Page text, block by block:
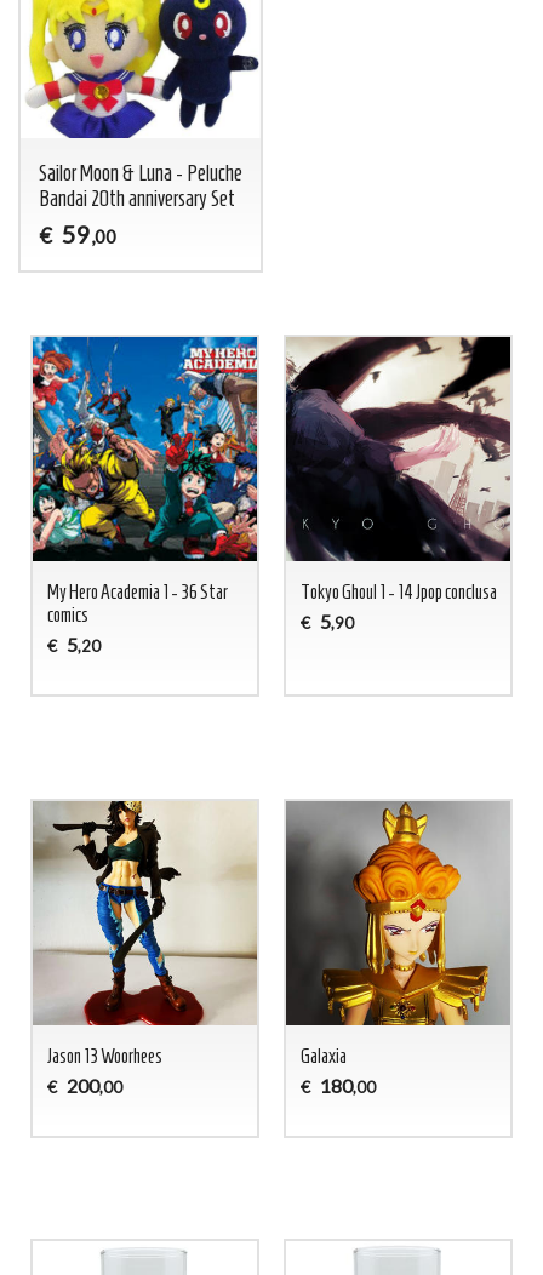
Sailor Moon & Luna - Peluche
Bandai 20th anniversary Set
€ 59,00
My Hero Academia 1 - 36 Star
comics
€ 5,20
Tokyo Ghoul 1 - 14 Jpop conclusa
€ 5,90
Jason 13 Woorhees
€ 200,00
Galaxia
€ 180,00